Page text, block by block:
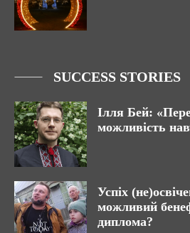
SUCCESS STORIES
Ілля Бей:
можливість
Успіх
можливий
диплома?